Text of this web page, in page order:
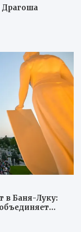
Драгоша
в Баня-Луку: